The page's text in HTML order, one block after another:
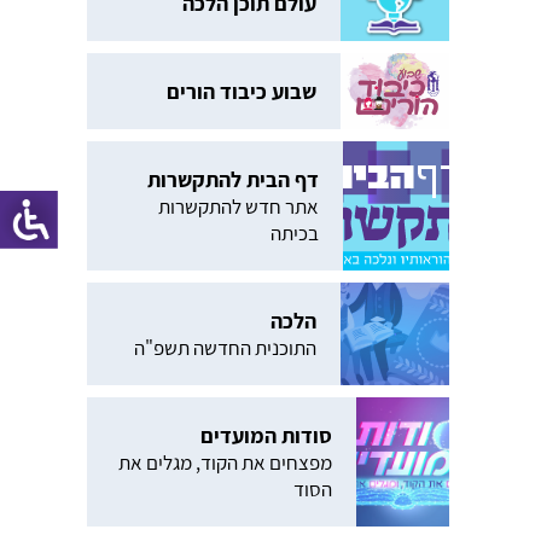
שבוע כיבוד הורים
דף הבית להתקשרות
אתר חדש להתקשרות
בכיתה
הלכה
התוכנית החדשה תשפ"ה
סודות המועדים
מפצחים את הקוד, מגלים את
הסוד